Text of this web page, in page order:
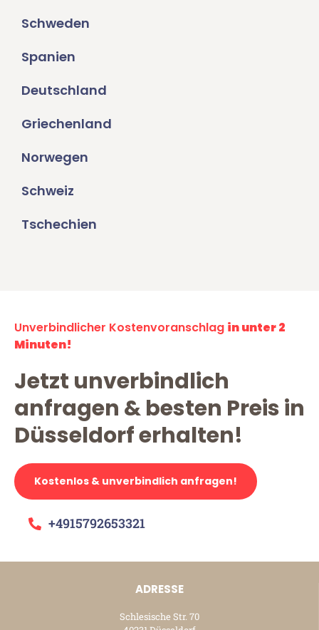
Schweden
Spanien
Deutschland
Griechenland
Norwegen
Schweiz
Tschechien
Unverbindlicher Kostenvoranschlag in unter 2
Minuten!
Jetzt unverbindlich
anfragen & besten Preis in
Düsseldorf erhalten!
Kostenlos & unverbindlich anfragen!
+4915792653321
ADRESSE
Schlesische Str. 70